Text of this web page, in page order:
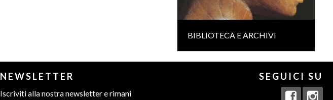
BIBLIOTECA E ARCHIVI
NEWSLETTER
Iscriviti alla nostra newsletter e rimani
SEGUICI SU